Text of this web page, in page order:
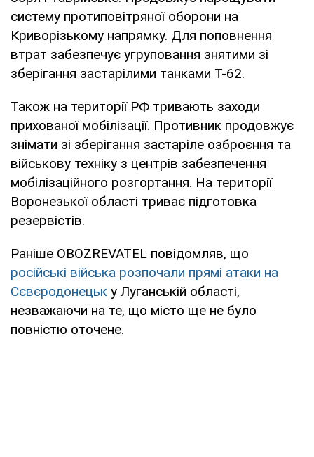
систему протиповітряної оборони на
Криворізькому напрямку. Для поповнення
втрат забезпечує угруповання знятими зі
зберігання застарілими танками Т-62.
Також на території РФ тривають заходи
прихованої мобілізації. Противник продовжує
знімати зі зберігання застаріле озброєння та
військову техніку з центрів забезпечення
мобілізаційного розгортання. На території
Воронезької області триває підготовка
резервістів.
Раніше OBOZREVATEL повідомляв, що
російські війська розпочали прямі атаки на
Сєвєродонецьк у Луганській області,
незважаючи на те, що місто ще не було
повністю оточене.